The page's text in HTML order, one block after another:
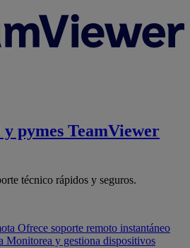
y pymes TeamViewer
técnico rápidos y seguros.
Ofrece soporte remoto instantáneo
Monitorea y gestiona dispositivos